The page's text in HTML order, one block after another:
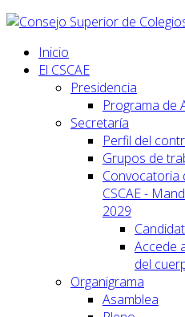
Inicio
El CSCAE
Presidencia
Programa de
Secretaría
Perfil del
Grupos de
Convocatoria
CSCAE -
2029
Accede
del
Organigrama
Asamblea